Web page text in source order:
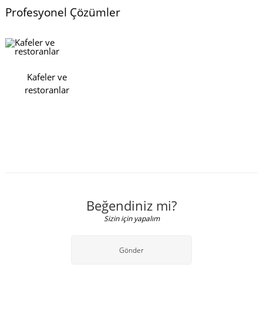
Profesyonel Çözümler
Kafeler ve
restoranlar
Beğendiniz mi?
Sizin için yapalım
Gönder